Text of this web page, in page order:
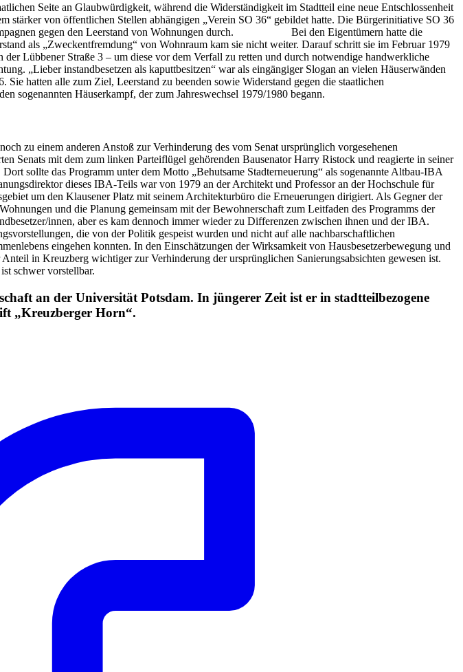
Seite an Glaubwürdigkeit, während die Widerständigkeit im Stadtteil eine neue Entschlossenheit
stärker von öffentlichen Stellen abhängigen „Verein SO 36“ gebildet hatte. Die Bürgerinitiative SO 36
Kampagnen gegen den Leerstand von Wohnungen durch. Bei den Eigentümern hatte die
als „Zweckentfremdung“ von Wohnraum kam sie nicht weiter. Darauf schritt sie im Februar 1979
Lübbener Straße 3 – um diese vor dem Verfall zu retten und durch notwendige handwerkliche
„Lieber instandbesetzen als kaputtbesitzen“ war als eingängiger Slogan an vielen Häuserwänden
hatten alle zum Ziel, Leerstand zu beenden sowie Widerstand gegen die staatlichen
den sogenannten Häuserkampf, der zum Jahreswechsel 1979/1980 begann.
zu einem anderen Anstoß zur Verhinderung des vom Senat ursprünglich vorgesehenen
Senats mit dem zum linken Parteiflügel gehörenden Bausenator Harry Ristock und reagierte in seiner
sollte das Programm unter dem Motto „Behutsame Stadterneuerung“ als sogenannte Altbau-IBA
dieses IBA-Teils war von 1979 an der Architekt und Professor an der Hochschule für
um den Klausener Platz mit seinem Architekturbüro die Erneuerungen dirigiert. Als Gegner der
und die Planung gemeinsam mit der Bewohnerschaft zum Leitfaden des Programms der
innen, aber es kam dennoch immer wieder zu Differenzen zwischen ihnen und der IBA.
die von der Politik gespeist wurden und nicht auf alle nachbarschaftlichen
eingehen konnten. In den Einschätzungen der Wirksamkeit von Hausbesetzerbewegung und
in Kreuzberg wichtiger zur Verhinderung der ursprünglichen Sanierungsabsichten gewesen ist.
ist schwer vorstellbar.
an der Universität Potsdam. In jüngerer Zeit ist er in stadtteilbezogene
„Kreuzberger Horn“.